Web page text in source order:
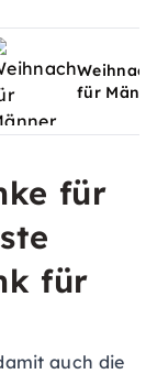
für
für
für
auch die